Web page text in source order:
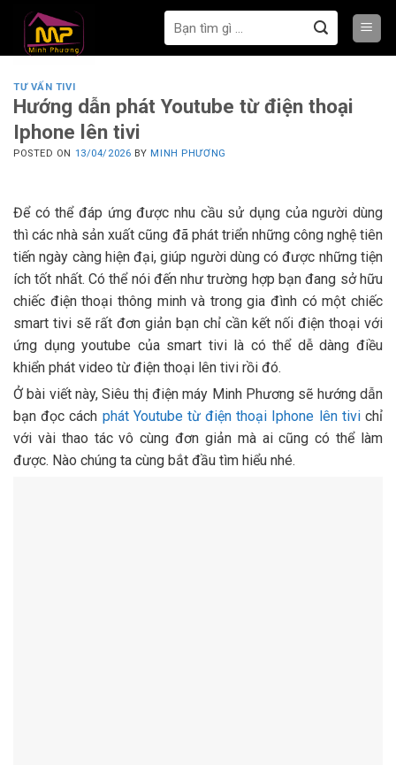
nội
kiếm:
TƯ VẤN TIVI
Hướng dẫn phát Youtube từ điện thoại
Iphone lên tivi
POSTED ON 13/04/2026 BY MINH PHƯƠNG
Để có thể đáp ứng được nhu cầu sử dụng của người dùng
thì các nhà sản xuất cũng đã phát triển những công nghệ tiên
tiến ngày càng hiện đại, giúp người dùng có được những tiện
ích tốt nhất. Có thể nói đến như trường hợp bạn đang sở hữu
chiếc điện thoại thông minh và trong gia đình có một chiếc
smart tivi sẽ rất đơn giản bạn chỉ cần kết nối điện thoại với
ứng dụng youtube của smart tivi là có thể dễ dàng điều
khiển phát video từ điện thoại lên tivi rồi đó.
Ở bài viết này, Siêu thị điện máy Minh Phương sẽ hướng dẫn
bạn đọc cách phát Youtube từ điện thoại Iphone lên tivichỉ
với vài thao tác vô cùng đơn giản mà ai cũng có thể làm
được. Nào chúng ta cùng bắt đầu tìm hiểu nhé.